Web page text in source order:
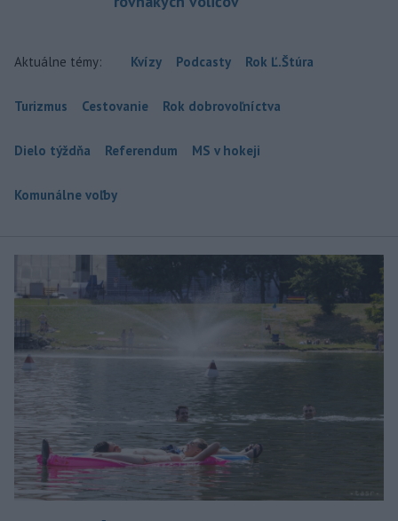
Aktuálne témy: Kvízy Podcasty Rok Ľ.Štúra
Turizmus Cestovanie Rok dobrovoľníctva
Dielo týždňa Referendum MS v hokeji
Komunálne voľby